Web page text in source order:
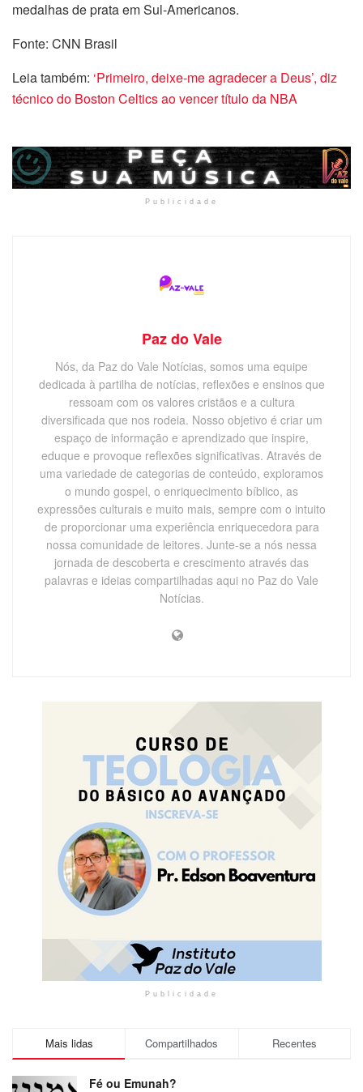
medalhas de prata em Sul-Americanos.
Fonte: CNN Brasil
Leia também: ‘Primeiro, deixe-me agradecer a Deus’, diz
técnico do Boston Celtics ao vencer título da NBA
Publicidade
Paz do Vale
Nós, da Paz do Vale Notícias, somos uma equipe
dedicada à partilha de notícias, reflexões e ensinos que
ressoam com os valores cristãos e a cultura
diversificada que nos rodeia. Nosso objetivo é criar um
espaço de informação e aprendizado que inspire,
eduque e provoque reflexões significativas. Através de
uma variedade de categorias de conteúdo, exploramos
o mundo gospel, o enriquecimento bíblico, as
expressões culturais e muito mais, sempre com o intuito
de proporcionar uma experiência enriquecedora para
nossa comunidade de leitores. Junte-se a nós nessa
jornada de descoberta e crescimento através das
palavras e ideias compartilhadas aqui no Paz do Vale
Notícias.
Publicidade
Mais lidas Compartilhados Recentes
Fé ou Emunah?